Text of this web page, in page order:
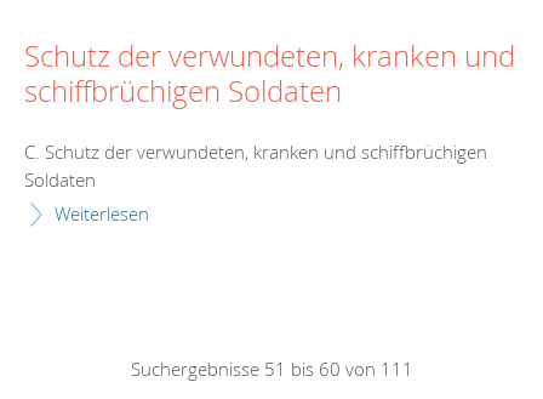
Schutz der verwundeten, kranken und
schiffbrüchigen Soldaten
C. Schutz der verwundeten, kranken und schiffbrüchigen
Soldaten
Weiterlesen
Suchergebnisse 51 bis 60 von 111